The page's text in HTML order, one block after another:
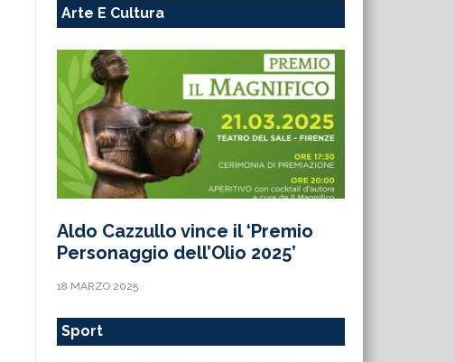
Arte E Cultura
Aldo Cazzullo vince il ‘Premio
Personaggio dell’Olio 2025’
18 MARZO 2025
Sport